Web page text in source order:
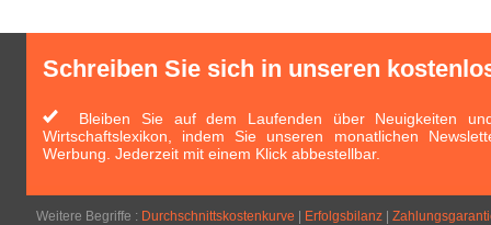
Schreiben Sie sich in unseren
Bleiben Sie auf dem Laufenden über Neuigkeiten
Wirtschaftslexikon, indem Sie unseren monatlichen
Werbung. Jederzeit mit einem Klick abbestellbar.
Weitere Begriffe : Durchschnittskostenkurve Erfolgsbilanz